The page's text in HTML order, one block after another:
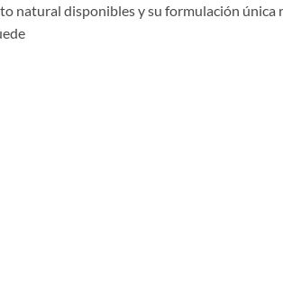
natural disponibles y su formulación única